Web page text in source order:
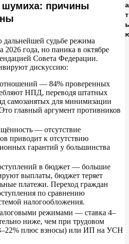
введение гибридного режима
отмена и переход на иные
как самозанятый может получить
(1 января 2026 — 31 декабря 2028):
практические советы
с самозанятыми:
самозанятых при изменениях
шумиха: причины
дальнейшей судьбе режима
2026 года, но паника в октябре
Совета Федерации.
дискуссию:
— 84% проверенных
НПД, переводя штатных
самозанятых для минимизации
главный аргумент противников
— отсутствие
приводит к отсутствию
гарантий у большинства
в бюджет — большие
выплаты, бюджет теряет
платежи. Переход граждан
по сравнению
налогообложения.
режимами — ставка 4–
ниже, чем при трудовом
–22% плюс взносы) или ИП на УСН
а
т
ь